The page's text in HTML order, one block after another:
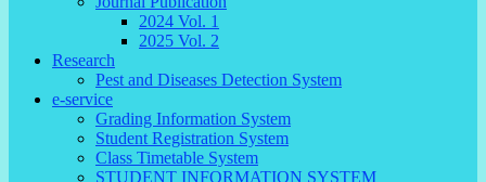
2024 Vol. 1
2025 Vol. 2
Research
Pest and Diseases Detection System
e-service
Grading Information System
Student Registration System
Class Timetable System
STUDENT INFORMATION SYSTEM